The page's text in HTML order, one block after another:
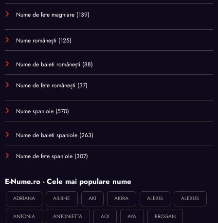
Nume de fete maghiare (139)
Nume românești (125)
Nume de baieti românești (88)
Nume de fete românești (37)
Nume spaniole (570)
Nume de baieti spaniole (263)
Nume de fete spaniole (307)
E-Nume.ro - Cele mai populare nume
ADRIANA AILBHE AKI AKIRA ALEXIS ALEXUS
ANTONIA ANTONIETTA AOI AYA BROGAN